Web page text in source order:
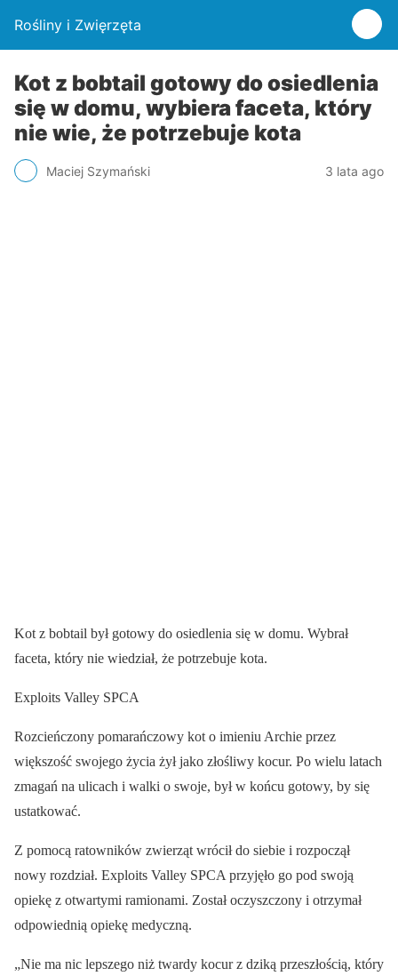
Rośliny i Zwięrzęta
Kot z bobtail gotowy do osiedlenia
się w domu, wybiera faceta, który
nie wie, że potrzebuje kota
Maciej Szymański 3 lata ago
Kot z bobtail był gotowy do osiedlenia się w domu. Wybrał
faceta, który nie wiedział, że potrzebuje kota.
Exploits Valley SPCA
Rozcieńczony pomarańczowy kot o imieniu Archie przez
większość swojego życia żył jako złośliwy kocur. Po wielu latach
zmagań na ulicach i walki o swoje, był w końcu gotowy, by się
ustatkować.
Z pomocą ratowników zwierząt wrócił do siebie i rozpoczął
nowy rozdział. Exploits Valley SPCA przyjęło go pod swoją
opiekę z otwartymi ramionami. Został oczyszczony i otrzymał
odpowiednią opiekę medyczną.
„Nie ma nic lepszego niż twardy kocur z dziką przeszłością, który